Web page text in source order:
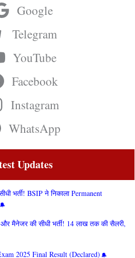
Google
Telegram
YouTube
Facebook
Instagram
WhatsApp
Updates
भर्ती! BSIP ने निकाला Permanent
मैनेजर की सीधी भर्ती! 14 लाख तक की सैलरी,
2025 Final Result (Declared)